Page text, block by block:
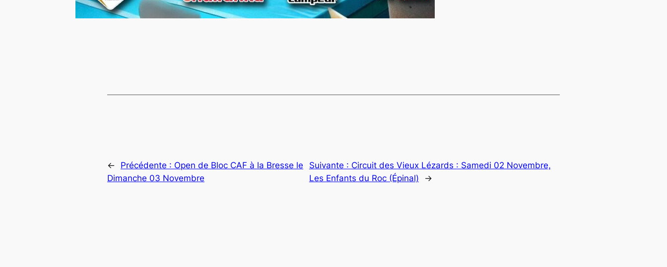
← Précédente : Open de Bloc CAF à la Bresse le
Dimanche 03 Novembre
Suivante : Circuit des Vieux Lézards : Samedi 02 Novembre,
Les Enfants du Roc (Épinal)
→